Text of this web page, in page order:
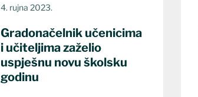
4. rujna 2023.
Gradonačelnik učenicima
i učiteljima zaželio
uspješnu novu školsku
godinu